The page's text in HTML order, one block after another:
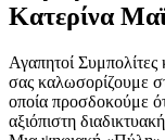
Κατερίνα
Αγαπητοί Συμπολίτες
σας καλωσορίζουμε
οποία προσδοκούμε
αξιόπιστη